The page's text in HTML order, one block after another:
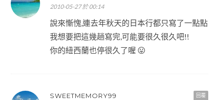
2010-05-27 於 00:14
說來慚愧,連去年秋天的日本行都只寫了一點點
我想要把這幾趟寫完,可能要很久很久吧!!
你的紐西蘭也停很久了喔 😛
回覆
SWEETMEMORY99